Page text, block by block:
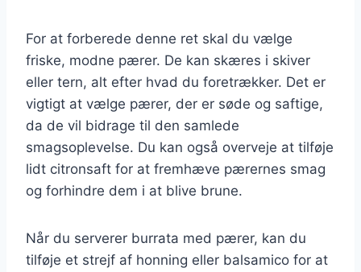
For at forberede denne ret skal du vælge
friske, modne pærer. De kan skæres i skiver
eller tern, alt efter hvad du foretrækker. Det er
vigtigt at vælge pærer, der er søde og saftige,
da de vil bidrage til den samlede
smagsoplevelse. Du kan også overveje at tilføje
lidt citronsaft for at fremhæve pærernes smag
og forhindre dem i at blive brune.
Når du serverer burrata med pærer, kan du
tilføje et strejf af honning eller balsamico for at